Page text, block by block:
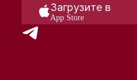
Загрузите в
App Store